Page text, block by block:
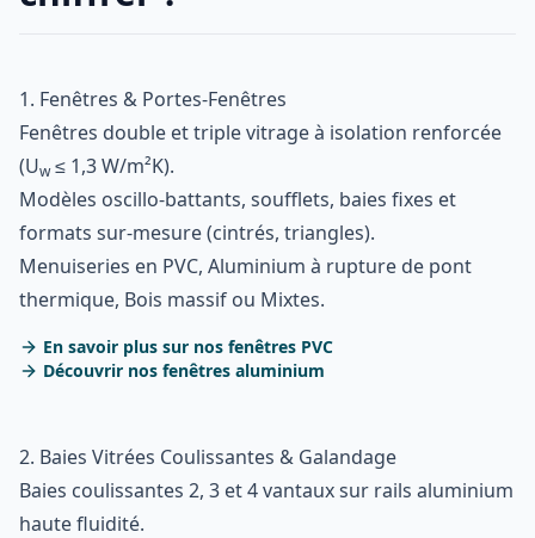
1. Fenêtres & Portes-Fenêtres
Fenêtres double et triple vitrage à isolation renforcée
(Uw≤ 1,3 W/m²K).
Modèles oscillo-battants, soufflets, baies fixes et
formats sur-mesure (cintrés, triangles).
Menuiseries en PVC, Aluminium à rupture de pont
thermique, Bois massif ou Mixtes.
En savoir plus sur nos fenêtres PVC
Découvrir nos fenêtres aluminium
2. Baies Vitrées Coulissantes & Galandage
Baies coulissantes 2, 3 et 4 vantaux sur rails aluminium
haute fluidité.